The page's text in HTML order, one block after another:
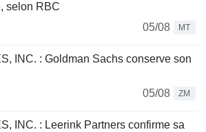
selon RBC
05/08
MT
INC. : Goldman Sachs conserve son
05/08
ZM
INC. : Leerink Partners confirme sa